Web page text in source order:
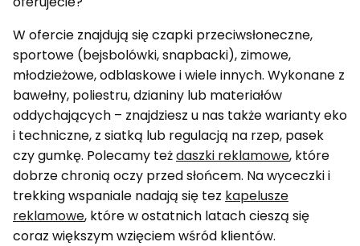
W ofercie znajdują się czapki przeciwsłoneczne,
sportowe (bejsbolówki, snapbacki), zimowe,
młodzieżowe, odblaskowe i wiele innych. Wykonane z
bawełny, poliestru, dzianiny lub materiałów
oddychających – znajdziesz u nas także warianty eko
i techniczne, z siatką lub regulacją na rzep, pasek
czy gumkę. Polecamy teżdaszki reklamowe, które
dobrze chronią oczy przed słońcem. Na wyceczki i
trekking wspaniale nadają się tez kapelusze
reklamowe, które w ostatnich latach cieszą się
coraz większym wzięciem wśród klientów.